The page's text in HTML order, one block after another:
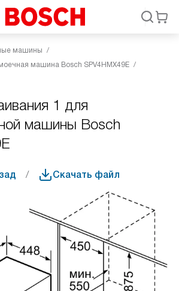
машины
машина Bosch SPV4HMX49E
1 для
машины Bosch
Скачать файл